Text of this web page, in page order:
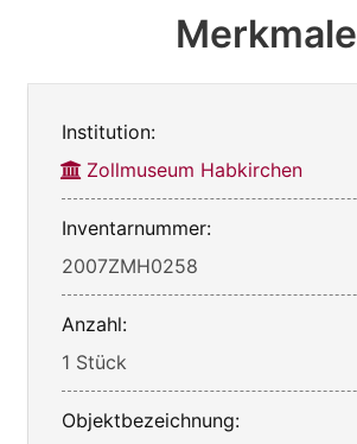
Merkmale
Institution:
Zollmuseum Habkirchen
Inventarnummer:
2007ZMH0258
Anzahl:
1 Stück
Objektbezeichnung: